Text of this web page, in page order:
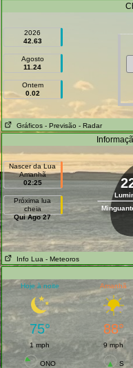
2026
42.63
Agosto
11.24
Ontem
0.02
Gráficos - Previsão - Radar
Nascer da Lua
Amanhã
02:25
Próxima lua
cheia
Qui Ago 27
Info Lua - Meteoros
Hoje à noite
Amanhã
75° 88°
1 mph 9 mph
ONO S